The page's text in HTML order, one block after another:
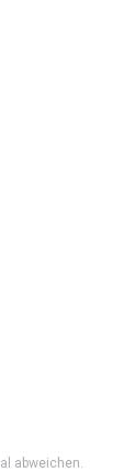
abweichen.